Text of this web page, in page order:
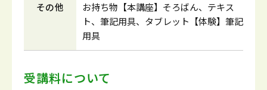
その他
お持ち物【本講座】そろばん、テキス
ト、筆記用具、タブレット【体験】筆記
用具
受講料について